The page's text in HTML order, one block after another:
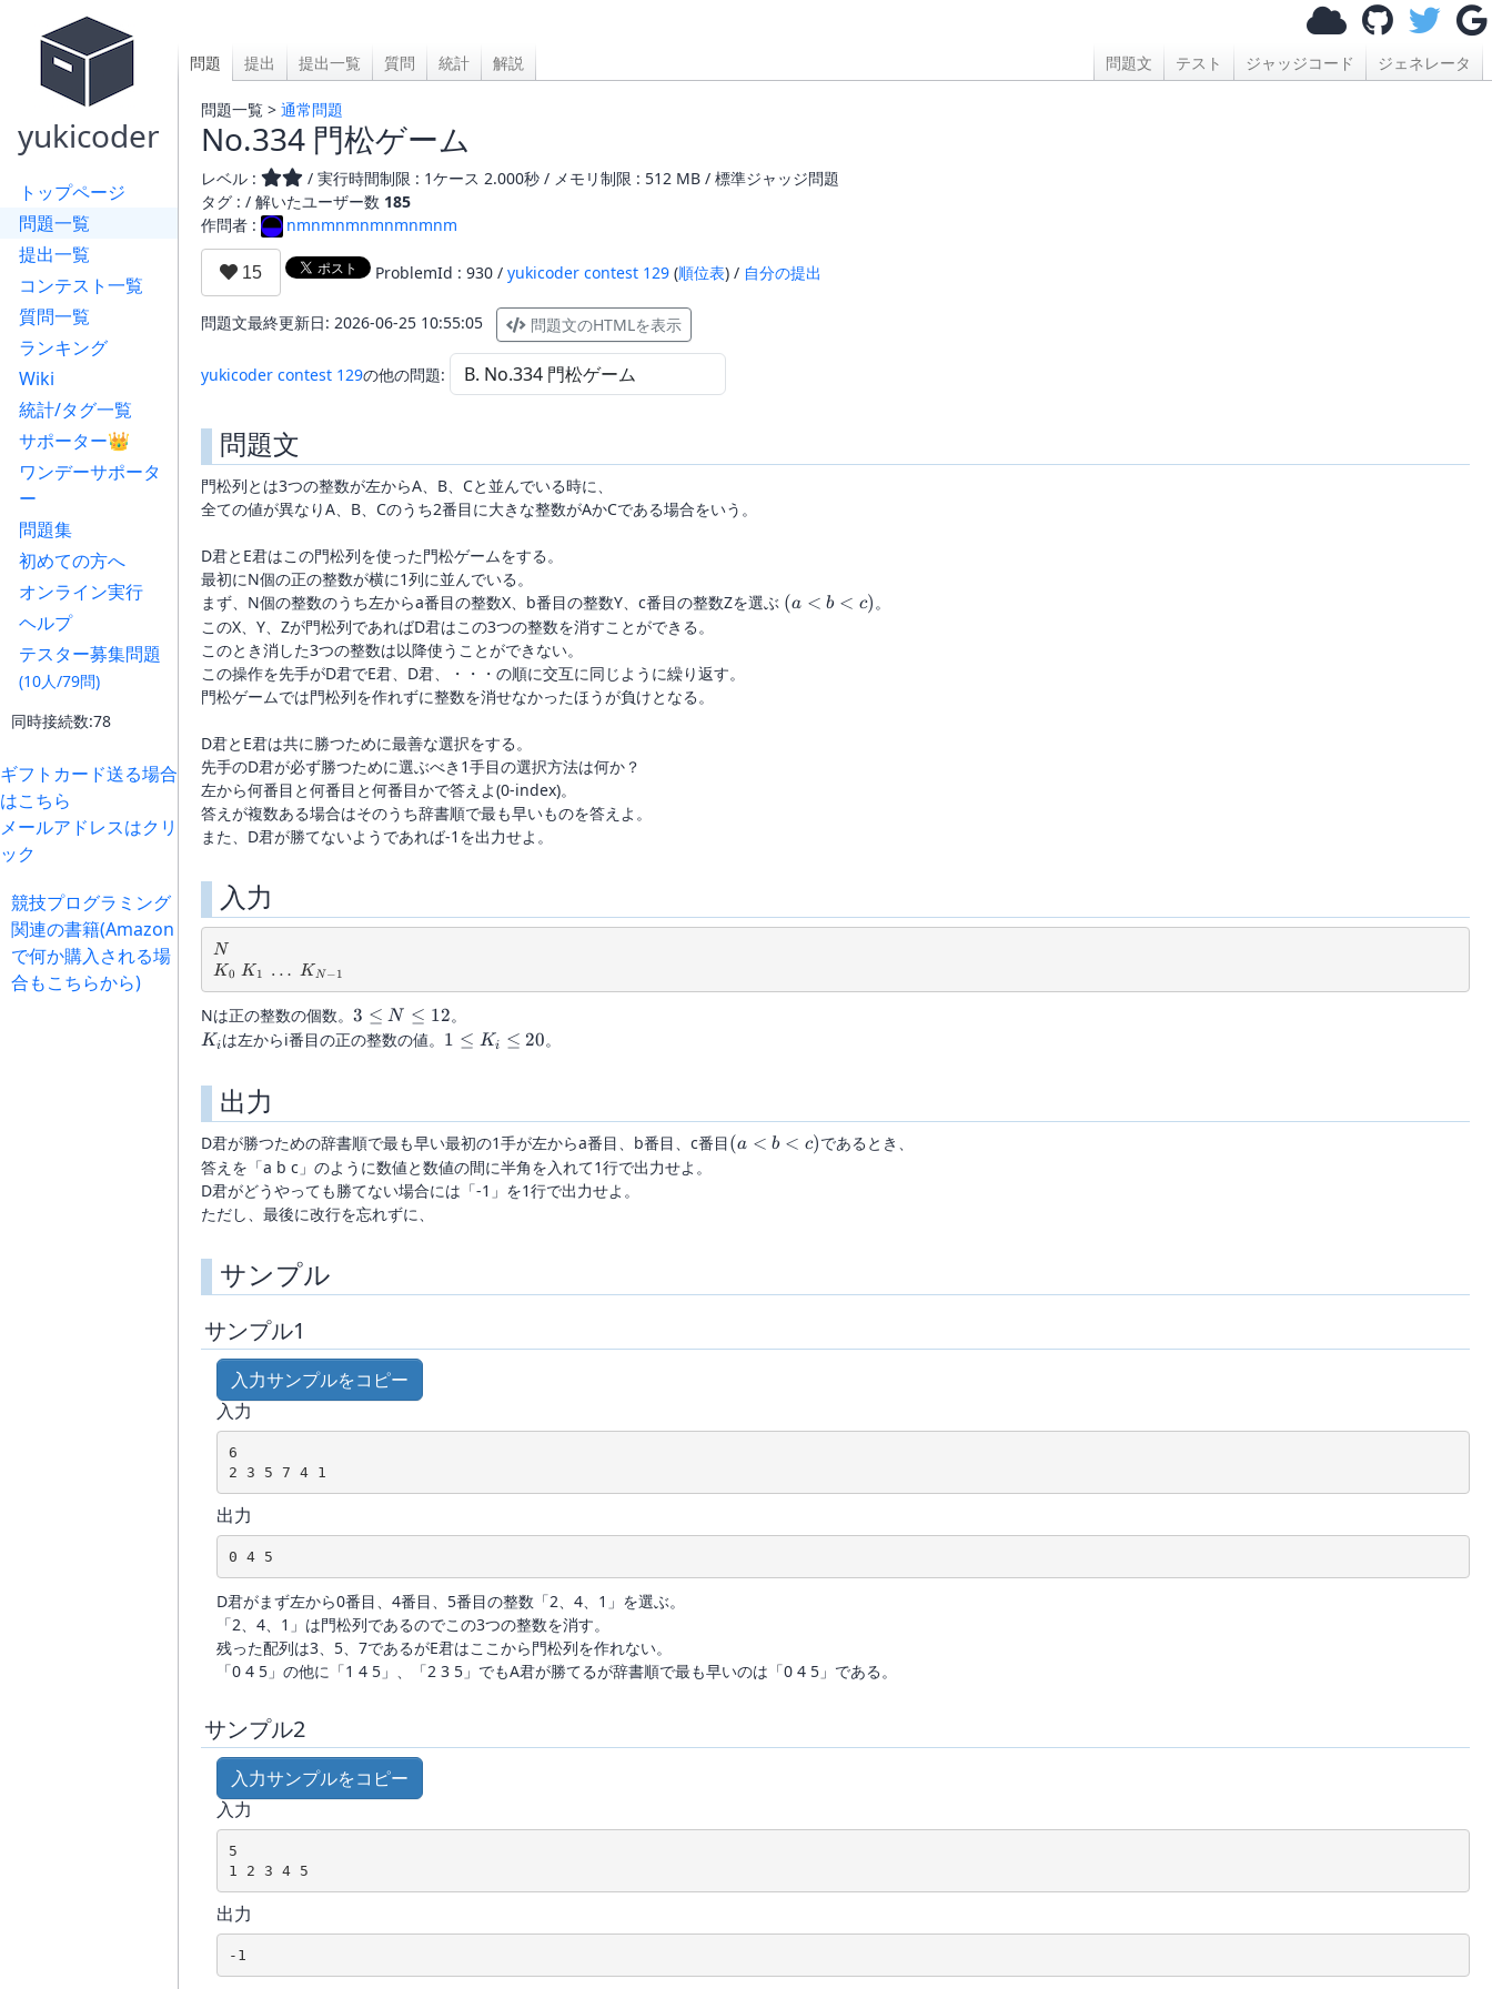
yukicoder
トップページ
問題一覧
提出一覧
コンテスト一覧
質問一覧
ランキング
Wiki
統計/タグ一覧
サポーター👑
ワンデーサポータ
ー
問題集
初めての方へ
オンライン実行
ヘルプ
テスター募集問題
(10人/79問)
同時接続数:78
ギフトカード送る場合
はこちら
メールアドレスはクリ
ック
競技プログラミング
関連の書籍(Amazon
で何か購入される場
合もこちらから)
問題 提出 提出一覧 質問 統計 解説 問題文 テスト ジャッジコード ジェネレータ
問題一覧 > 通常問題
No.334 門松ゲーム
レベル :
/ 実行時間制限 : 1ケース 2.000秒 / メモリ制限 : 512 MB / 標準ジャッジ問題
タグ : / 解いたユーザー数 185
作問者 :
nmnmnmnmnmnmnm
ProblemId : 930 / yukicoder contest 129 (順位表) / 自分の提出
問題文最終更新日: 2026-06-25 10:55:05 問題文のHTMLを表示
yukicoder contest 129の他の問題:
問題文
門松列とは3つの整数が左からA、B、Cと並んでいる時に、
全ての値が異なりA、B、Cのうち2番目に大きな整数がAかCである場合をいう。
D君とE君はこの門松列を使った門松ゲームをする。
最初にN個の正の整数が横に1列に並んでいる。
まず、N個の整数のうち左からa番目の整数X、b番目の整数Y、c番目の整数Zを選ぶ (a
(a < b < c)。
このX、Y、Zが門松列であればD君はこの3つの整数を消すことができる。
このとき消した3つの整数は以降使うことができない。
この操作を先手がD君でE君、D君、・・・の順に交互に同じように繰り返す。
門松ゲームでは門松列を作れずに整数を消せなかったほうが負けとなる。
D君とE君は共に勝つために最善な選択をする。
先手のD君が必ず勝つために選ぶべき1手目の選択方法は何か？
左から何番目と何番目と何番目かで答えよ(0-index)。
答えが複数ある場合はそのうち辞書順で最も早いものを答えよ。
また、D君が勝てないようであれば-1を出力せよ。
入力
N
N
K_0\ K_1\ \dots\ K_{N-1}
K0 K1 … KN −1
Nは正の整数の個数。 3\le
N
3 ≤ N ≤ 12。
K_i
Kiは左からi番目の正の整数の値。 1\le
1 ≤ Ki ≤ 20。
出力
D君が勝つための辞書順で最も早い最初の1手が左からa番目、b番目、c番目(a<
(a < b < c)であるとき、
答えを「a b c」のように数値と数値の間に半角を入れて1行で出力せよ。
D君がどうやっても勝てない場合には「-1」を1行で出力せよ。
ただし、最後に改行を忘れずに、
サンプル
サンプル1
入力サンプルをコピー
入力
6
2 3 5 7 4 1
出力
0 4 5
D君がまず左から0番目、4番目、5番目の整数「2、4、1」を選ぶ。
「2、4、1」は門松列であるのでこの3つの整数を消す。
残った配列は3、5、7であるがE君はここから門松列を作れない。
「0 4 5」の他に「1 4 5」、「2 3 5」でもA君が勝てるが辞書順で最も早いのは「0 4 5」である。
サンプル2
入力サンプルをコピー
入力
5
1 2 3 4 5
出力
-1